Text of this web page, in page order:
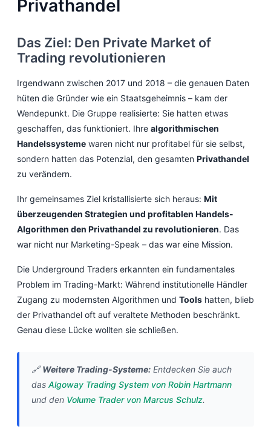
Privathandel
Das Ziel: Den Private Market of
Trading revolutionieren
Irgendwann zwischen 2017 und 2018 – die genauen Daten
hüten die Gründer wie ein Staatsgeheimnis – kam der
Wendepunkt. Die Gruppe realisierte: Sie hatten etwas
geschaffen, das funktioniert. Ihre algorithmischen
Handelssysteme waren nicht nur profitabel für sie selbst,
sondern hatten das Potenzial, den gesamten Privathandel
zu verändern.
Ihr gemeinsames Ziel kristallisierte sich heraus: Mit
überzeugenden Strategien und profitablen Handels-
Algorithmen den Privathandel zu revolutionieren. Das
war nicht nur Marketing-Speak – das war eine Mission.
Die Underground Traders erkannten ein fundamentales
Problem im Trading-Markt: Während institutionelle Händler
Zugang zu modernsten Algorithmen und Tools hatten, blieb
der Privathandel oft auf veraltete Methoden beschränkt.
Genau diese Lücke wollten sie schließen.
🔗Weitere Trading-Systeme: Entdecken Sie auch
das Algoway Trading System von Robin Hartmann
und den Volume Trader von Marcus Schulz.